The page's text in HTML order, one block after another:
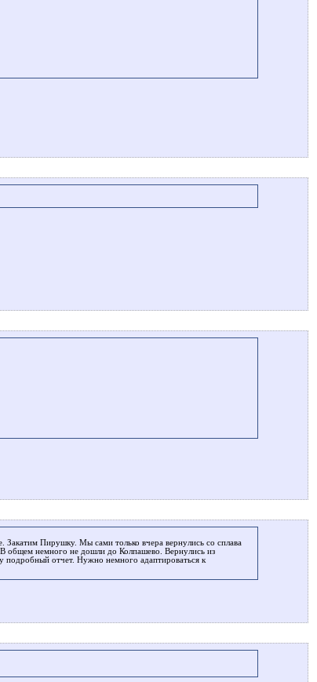
Закатим Пирушку. Мы сами только вчера вернулись со сплава
общем немного не дошли до Колпашево. Вернулись из
отчет. Нужно немного адаптироваться к